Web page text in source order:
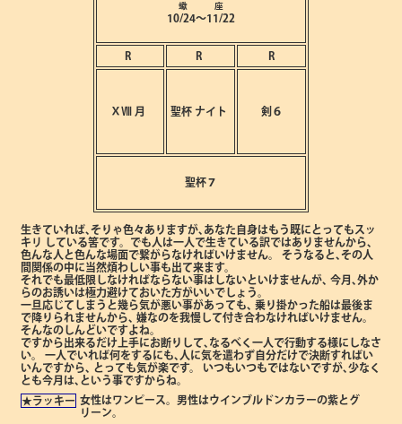
蠍 座
10/24～11/22
R R R
ⅩⅧ 月 聖杯ナイト 剣６
聖杯７
生きていれば､そりゃ色々ありますが､あなた自身はもう既にとってもスッ
キリ している筈です。でも人は一人で生きている訳ではありませんから､
色んな人と色んな場面で繋がらなければいけません。
そうなると､その人
間関係の中に当然煩わしい事も出て来ます。
それでも最低限しなければならない事はしないといけませんが､ 今月､外か
らのお誘いは極力避けておいた方がいいでしょう。
一旦応じてしまうと幾ら気が悪い事があっても､ 乗り掛かった船は最後ま
で降りられませんから､ 嫌なのを我慢して付き合わなければいけません。
そんなのしんどいですよね。
ですから出来るだけ上手にお断りして､なるべく一人で行動する様にしなさ
い。
一人でいれば何をするにも､人に気を遣わず自分だけで決断すればい
いんですから､
とっても気が楽です。
いつもいつもではないですが､少なく
とも今月は､という事ですからね。
★ラッキー 女性はワンピース。男性はウインブルドンカラーの紫とグ
リーン。